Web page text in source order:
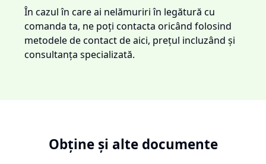
În cazul în care ai nelămuriri în legătură cu
comanda ta, ne poți contacta oricând folosind
metodele de contact de aici, prețul incluzând și
consultanța specializată.
Obține și alte documente